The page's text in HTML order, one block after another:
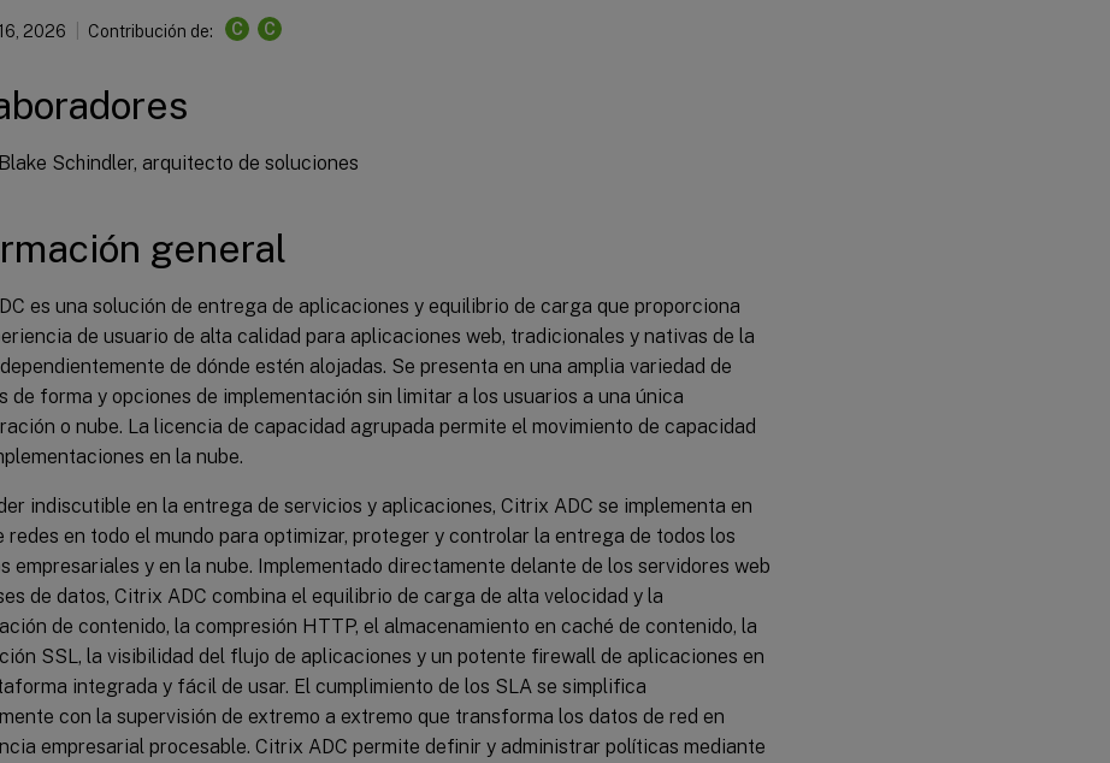
2026 Contribución de: C C
Blake Schindler, arquitecto de soluciones
general
es una solución de entrega de aplicaciones y equilibrio de carga que proporciona
de usuario de alta calidad para aplicaciones web, tradicionales y nativas de la
de dónde estén alojadas. Se presenta en una amplia variedad de
de forma y opciones de implementación sin limitar a los usuarios a una única
o nube. La licencia de capacidad agrupada permite el movimiento de capacidad
en la nube.
indiscutible en la entrega de servicios y aplicaciones, Citrix ADC se implementa en
redes en todo el mundo para optimizar, proteger y controlar la entrega de todos los
empresariales y en la nube. Implementado directamente delante de los servidores web
de datos, Citrix ADC combina el equilibrio de carga de alta velocidad y la
de contenido, la compresión HTTP, el almacenamiento en caché de contenido, la
SSL, la visibilidad del flujo de aplicaciones y un potente firewall de aplicaciones en
integrada y fácil de usar. El cumplimiento de los SLA se simplifica
con la supervisión de extremo a extremo que transforma los datos de red en
empresarial procesable. Citrix ADC permite definir y administrar políticas mediante